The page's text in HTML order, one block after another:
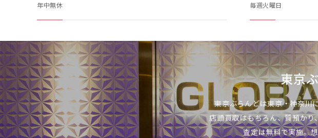
年中無休
毎週火曜日
東京
東京ぶらんどは東京・神奈川
店頭買取はもちろん、質預か
査定は無料で実施。